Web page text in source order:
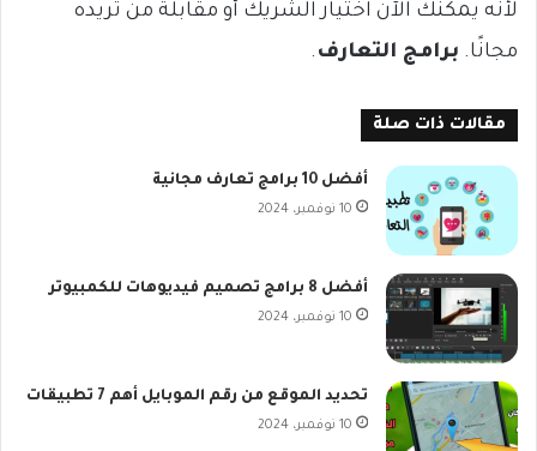
لأنه يمكنك الآن اختيار الشريك أو مقابلة من تريده
مجانًا. برامج التعارف .
مقالات ذات صلة
أفضل 10 برامج تعارف مجانية
10 نوفمبر، 2024
أفضل 8 برامج تصميم فيديوهات للكمبيوتر
10 نوفمبر، 2024
تحديد الموقع من رقم الموبايل أهم 7 تطبيقات
10 نوفمبر، 2024